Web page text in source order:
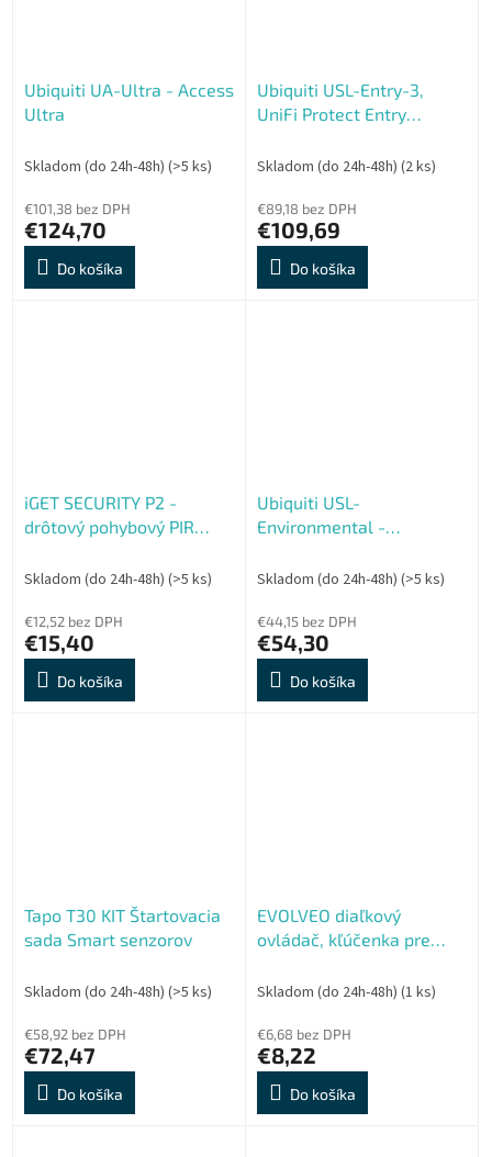
Ubiquiti UA-Ultra - Access
Ultra
Skladom (do 24h-48h) (>5 ks)
€101,38 bez DPH
€124,70
Do košíka
Ubiquiti USL-Entry-3,
UniFi Protect Entry
Skladom (do 24h-48h) (2 ks)
€89,18 bez DPH
€109,69
Do košíka
iGET SECURITY P2 -
drôtový pohybový PIR
M2B
Skladom (do 24h-48h) (>5 ks)
€12,52 bez DPH
€15,40
Do košíka
Ubiquiti USL-
Environmental -
Skladom (do 24h-48h) (>5 ks)
€44,15 bez DPH
€54,30
Do košíka
Tapo T30 KIT Štartovacia
sada Smart senzorov
Skladom (do 24h-48h) (>5 ks)
€58,92 bez DPH
€72,47
Do košíka
EVOLVEO diaľkový
ovládač, kľúčenka pre
Skladom (do 24h-48h) (1 ks)
€6,68 bez DPH
€8,22
Do košíka